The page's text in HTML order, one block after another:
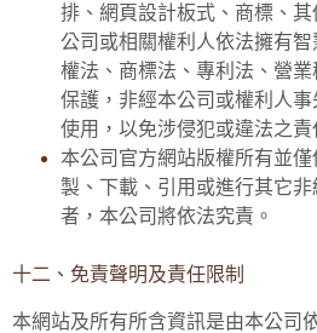
排、網頁設計板式、商標、
公司或相關權利人依法擁有
權法、商標法、專利法、營
保護，非經本公司或權利人
使用，以免涉侵犯或違法之責
本公司官方網站版權所有並
製、下載、引用或進行其它
者，本公司將依法究責。
十二、免責聲明及責任限制
本網站及所有所含資訊是由本公司